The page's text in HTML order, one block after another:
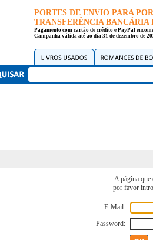
PORTES DE ENVIO PARA
TRANSFERÊNCIA BANCÁRIA
Pagamento com cartão de crédito e PayPal
Campanha válida até ao dia 31 de dezembro de
A página que
por favor
E-Mail:
Password: